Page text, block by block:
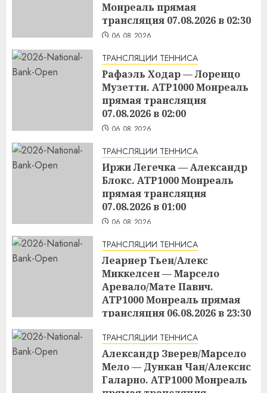
Монреаль прямая
трансляция 07.08.2026 в 02:30
06.08.2026
ТРАНСЛЯЦИИ ТЕННИСА
Рафаэль Ходар — Лоренцо
Музетти. ATP1000 Монреаль
прямая трансляция
07.08.2026 в 02:00
06.08.2026
ТРАНСЛЯЦИИ ТЕННИСА
Иржи Легечка — Александр
Блокс. ATP1000 Монреаль
прямая трансляция
07.08.2026 в 01:00
06.08.2026
ТРАНСЛЯЦИИ ТЕННИСА
Леарнер Тьен/Алекс
Миккелсен — Марсело
Аревало/Мате Павич.
ATP1000 Монреаль прямая
трансляция 06.08.2026 в 23:30
ТРАНСЛЯЦИИ ТЕННИСА
Александр Зверев/Марсело
Мело — Дункан Чан/Алексис
Галарно. ATP1000 Монреаль